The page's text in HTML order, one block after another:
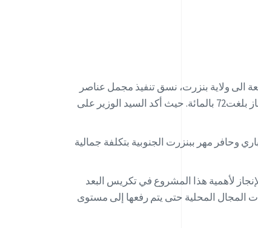
الى ولاية بنزرت، نسق تنفيذ مجمل عناصر
مشروع حماية مدينتي منزل عبد الرحمان – جرزونة من الفيضانات بكلفة جمالية قدت بحوالي 24 مليون دينار وبنسبة تقدم انجاز بلغت72 بالمائة. حيث أكد السيد الوزير على
وحافر مهر ببنزرت الجنوبية بتكلفة جمالية
لأهمية هذا المشروع في تكريس البعد
المجال المحلية حتى يتم رفعها إلى مستوى